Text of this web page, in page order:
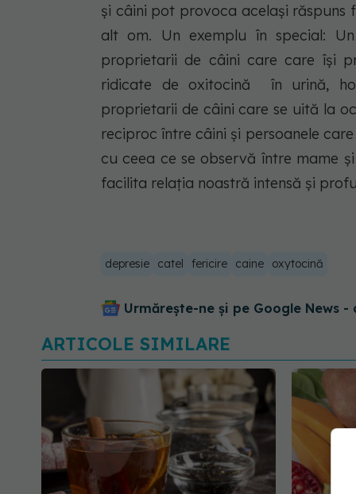
și câini pot provoca același
alt om. Un exemplu în special:
proprietarii de câini care care își
ridicate de oxitocină în urină,
proprietarii de câini care se uită la
reciproc între câini și persoanele
cu ceea ce se observă între mame
facilita relația noastră intensă și
depresie catel fericire caine oxytocină
Urmărește-ne și pe Google News -
ARTICOLE SIMILARE